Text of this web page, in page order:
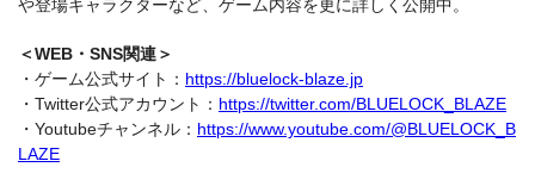
や登場キャラクターなど、ゲーム内容を更に詳しく公開中。
＜WEB・SNS関連＞
・ゲーム公式サイト： https://bluelock-blaze.jp
・Twitter公式アカウント： https://twitter.com/BLUELOCK_BLAZE
・Youtubeチャンネル： https://www.youtube.com/@BLUELOCK_B
LAZE